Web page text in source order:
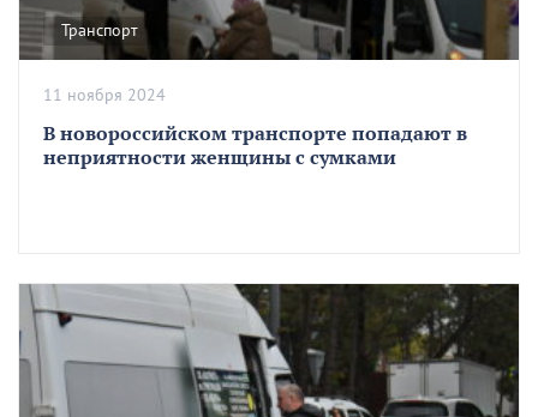
Транспорт
В новороссийском транспорте попадают в
неприятности женщины с сумками
11 ноября 2024